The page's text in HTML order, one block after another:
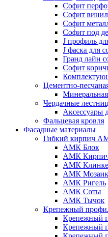
Cофит
Софит
Софит
Софит под
J профиль
J фаска для
Гранд лайн
Софит
Цементно-
Чердачные
Аксессуары
Фальцевая кровля
Фасадные материалы
Гибкий кирпич
АМК Блок
АМК
АМК
АМК
АМК Ригель
АМК Соты
АМК Тычок
Крепежный
Крепежный
Крепежный